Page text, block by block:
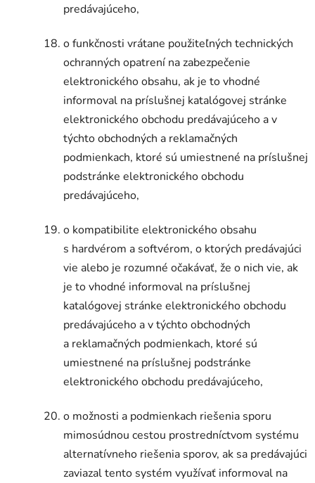
predávajúceho,
o funkčnosti vrátane použiteľných technických
ochranných opatrení na zabezpečenie
elektronického obsahu, ak je to vhodné
informoval na príslušnej katalógovej stránke
elektronického obchodu predávajúceho a v
týchto obchodných a reklamačných
podmienkach, ktoré sú umiestnené na príslušnej
podstránke elektronického obchodu
predávajúceho,
o kompatibilite elektronického obsahu
s hardvérom a softvérom, o ktorých predávajúci
vie alebo je rozumné očakávať, že o nich vie, ak
je to vhodné informoval na príslušnej
katalógovej stránke elektronického obchodu
predávajúceho a v týchto obchodných
a reklamačných podmienkach, ktoré sú
umiestnené na príslušnej podstránke
elektronického obchodu predávajúceho,
o možnosti a podmienkach riešenia sporu
mimosúdnou cestou prostredníctvom systému
alternatívneho riešenia sporov, ak sa predávajúci
zaviazal tento systém využívať informoval na